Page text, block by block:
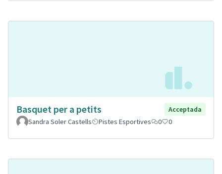
Basquet per a petits
Acceptada
Sandra Soler Castells
Pistes Esportives 0 0